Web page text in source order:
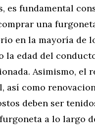
es fundamental
una
en la mayoría de
la edad del
Asimismo, el
así como
deben ser
a lo largo